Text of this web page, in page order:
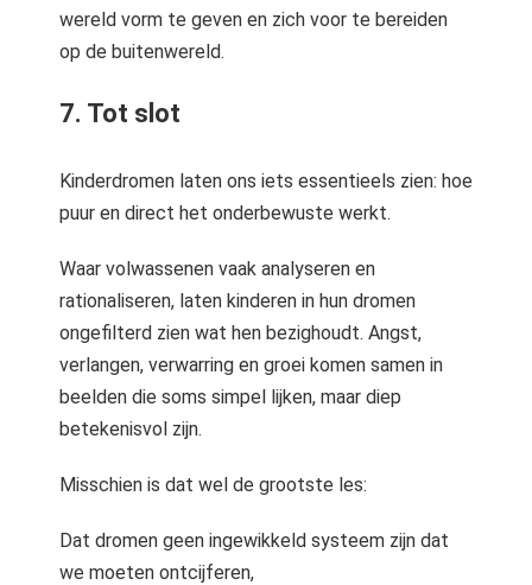
wereld vorm te geven en zich voor te bereiden
op de buitenwereld.
7. Tot slot
Kinderdromen laten ons iets essentieels zien: hoe
puur en direct het onderbewuste werkt.
Waar volwassenen vaak analyseren en
rationaliseren, laten kinderen in hun dromen
ongefilterd zien wat hen bezighoudt. Angst,
verlangen, verwarring en groei komen samen in
beelden die soms simpel lijken, maar diep
betekenisvol zijn.
Misschien is dat wel de grootste les:
Dat dromen geen ingewikkeld systeem zijn dat
we moeten ontcijferen,